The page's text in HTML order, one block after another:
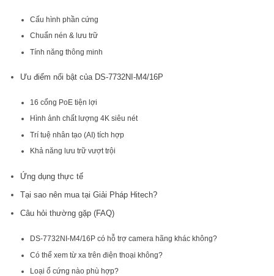
Cấu hình phần cứng
Chuẩn nén & lưu trữ
Tính năng thông minh
Ưu điểm nổi bật của DS-7732NI-M4/16P
16 cổng PoE tiện lợi
Hình ảnh chất lượng 4K siêu nét
Trí tuệ nhân tạo (AI) tích hợp
Khả năng lưu trữ vượt trội
Ứng dụng thực tế
Tại sao nên mua tại Giải Pháp Hitech?
Câu hỏi thường gặp (FAQ)
DS-7732NI-M4/16P có hỗ trợ camera hãng khác không?
Có thể xem từ xa trên điện thoại không?
Loại ổ cứng nào phù hợp?